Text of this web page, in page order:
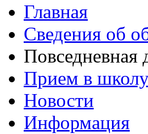
Главная
Сведения об
Повседневная
Прием в
Новости
Информация